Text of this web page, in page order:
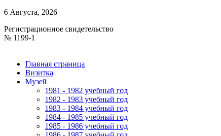
6 Августа, 2026
Регистрационное свидетельство
№ 1199-1
Главная страница
Визитка
Музей
1981 - 1982 учебный год
1982 - 1983 учебный год
1983 - 1984 учебный год
1984 - 1985 учебный год
1985 - 1986 учебный год